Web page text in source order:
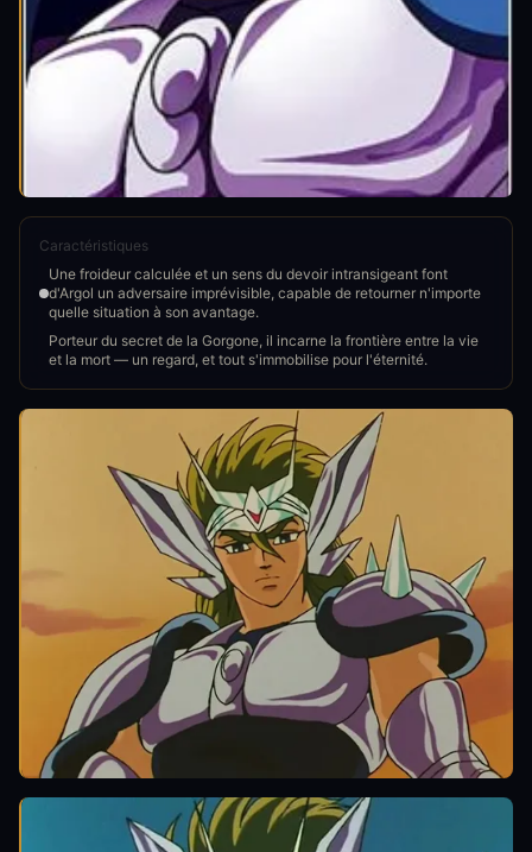
Caractéristiques
Une froideur calculée et un sens du devoir intransigeant font
d'Argol un adversaire imprévisible, capable de retourner n'importe
quelle situation à son avantage.
Porteur du secret de la Gorgone, il incarne la frontière entre la vie
et la mort — un regard, et tout s'immobilise pour l'éternité.